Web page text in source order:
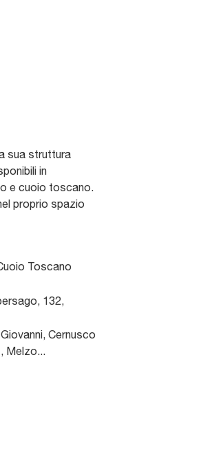
sua struttura
in
e cuoio toscano.
proprio spazio
Toscano
132
Cernusco